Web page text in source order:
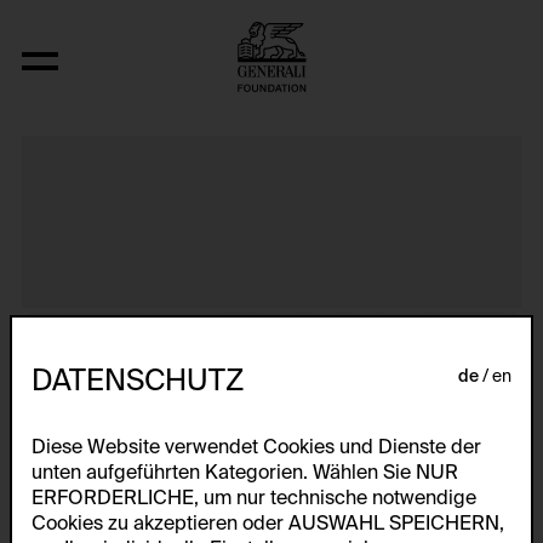
Primapara, Bathing Series
DATENSCHUTZ de en
Diese Website verwendet Cookies und Dienste der
unten aufgeführten Kategorien. Wählen Sie NUR
ERFORDERLICHE, um nur technische notwendige
Cookies zu akzeptieren oder AUSWAHL SPEICHERN,